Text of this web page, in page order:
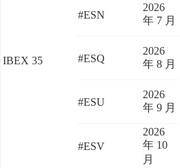
IBEX 35
#ESN
2026
年 7 月
#ESQ
2026
年 8 月
#ESU
2026
年 9 月
#ESV
2026
年 10
月